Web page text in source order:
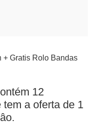
+ Gratis Rolo Bandas
12
a oferta de 1